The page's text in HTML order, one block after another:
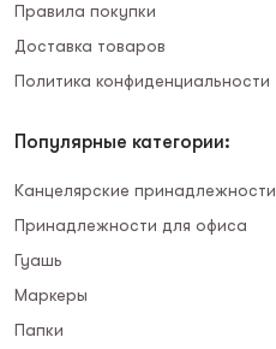
Правила покупки
Доставка товаров
Политика конфиденциальности
Популярные категории:
Канцелярские принадлежности
Принадлежности для офиса
Гуашь
Маркеры
Папки